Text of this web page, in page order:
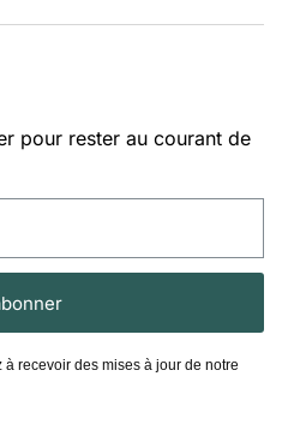
pour rester au courant de
recevoir des mises à jour de notre